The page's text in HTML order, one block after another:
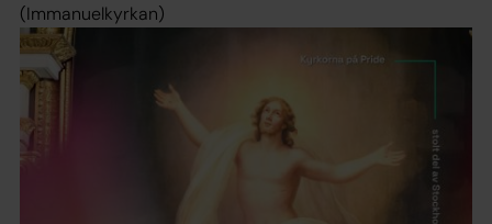
(Immanuelkyrkan)